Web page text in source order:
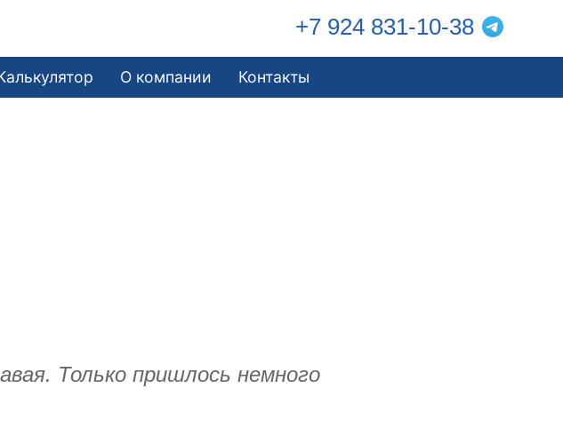
+7 924 831-10-38
О компании Контакты
Только пришлось немного